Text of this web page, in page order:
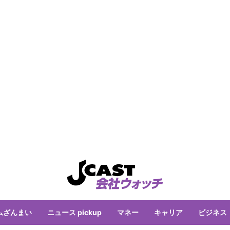
ざんまい ニュース pickup マネー キャリア ビジネス